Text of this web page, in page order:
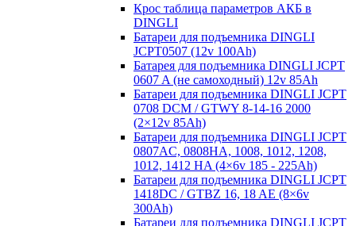
Крос таблица параметров АКБ в
DINGLI
Батареи для подъемника DINGLI
JCPT0507 (12v 100Ah)
Батарея для подъемника DINGLI JCPT
0607 A (не самоходный) 12v 85Ah
Батареи для подъемника DINGLI JCPT
0708 DCM / GTWY 8-14-16 2000
(2×12v 85Ah)
Батареи для подъемника DINGLI JCPT
0807AC, 0808HA, 1008, 1012, 1208,
1012, 1412 HA (4×6v 185 - 225Ah)
Батареи для подъемника DINGLI JCPT
1418DC / GTBZ 16, 18 AE (8×6v
300Ah)
Батареи для подъемника DINGLI JCPT